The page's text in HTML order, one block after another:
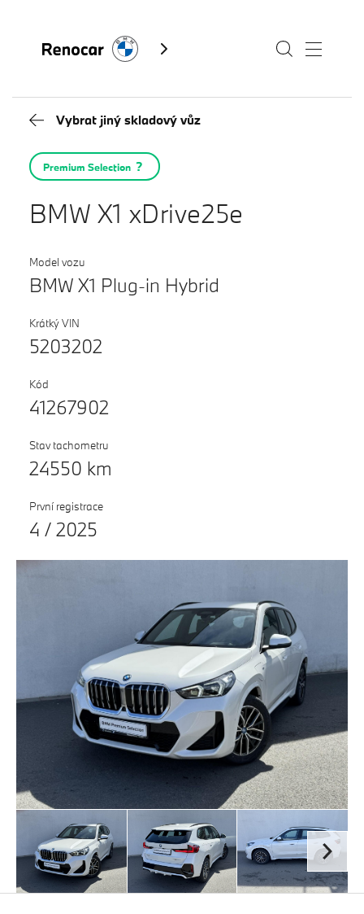
Modely
Servis
Služby
Akční nabídky BMW
Výkup vozů
BMW Premium Selection
Testovací jízda
Finanční služby
Pojištění
M Performance
Kontakty BMW
Fan e-shop
Vybrat jiný skladový vůz
Premium Selection
BMW X1 xDrive25e
Model vozu
BMW X1 Plug-in Hybrid
Krátký VIN
5203202
Kód
41267902
Stav tachometru
24550 km
První registrace
4 / 2025